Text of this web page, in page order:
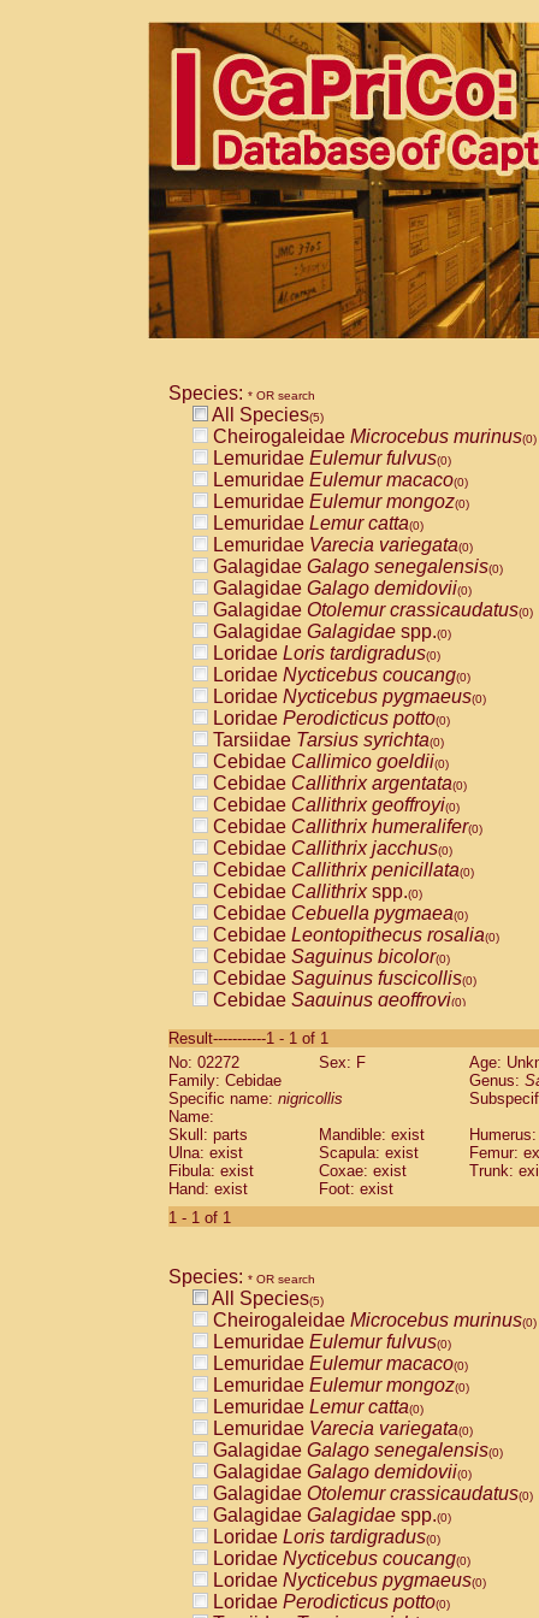
Species: * OR search
All Species(5)
Cheirogaleidae Microcebus murinus(0)
Lemuridae Eulemur fulvus(0)
Lemuridae Eulemur macaco(0)
Lemuridae Eulemur mongoz(0)
Lemuridae Lemur catta(0)
Lemuridae Varecia variegata(0)
Galagidae Galago senegalensis(0)
Galagidae Galago demidovii(0)
Galagidae Otolemur crassicaudatus(0)
Galagidae Galagidae spp.(0)
Loridae Loris tardigradus(0)
Loridae Nycticebus coucang(0)
Loridae Nycticebus pygmaeus(0)
Loridae Perodicticus potto(0)
Tarsiidae Tarsius syrichta(0)
Cebidae Callimico goeldii(0)
Cebidae Callithrix argentata(0)
Cebidae Callithrix geoffroyi(0)
Cebidae Callithrix humeralifer(0)
Cebidae Callithrix jacchus(0)
Cebidae Callithrix penicillata(0)
Cebidae Callithrixspp.(0)
Cebidae Cebuella pygmaea(0)
Cebidae Leontopithecus rosalia(0)
Cebidae Saguinus bicolor(0)
Cebidae Saguinus fuscicollis(0)
Cebidae Saguinus geoffroyi(0)
CebidaeSaguinus labiatus(0)
Cebidae Saguinus leucopus (0)
Cebidae
CebidaeSaguinus mystax
Cebidae Saguinus nigricollis (1)
Cebidae Saguinus oedipus
Cebidae Saguinus weddelli
Cebidae Saguinusspp.
Cebidae
CebidaeCebus capucinus
CebidaeCebus nigrivittatus
CebidaeCebus spp.(0)
CebidaeSaimiri boliviensis(0)
CebidaeSaimiri sciureus(0)
AtelidaeAlouatta caraya(0)
AtelidaeAlouatta fusca(0)
AtelidaeAlouatta seniculus(0)
AtelidaeAlouattaspp.(0)
AtelidaeAteles belzebuth(0)
AtelidaeAteles geoffroyi(0)
AtelidaeAteles paniscus(0)
AtelidaeAtelesspp.(0)
AtelidaeLagothrix lagothricha(0)
AtelidaeLagothrix lagothricha cana
PitheciidaeCacajao calvus
Result-----------1 - 1 of 1
No: 02272
Sex: F
Age:
Family: Cebidae
Genus:
Specific name: nigricollis
Name:
Skull: parts
Mandible: exist
Ulna: exist
Scapula: exist
Femur:
Fibula: exist
Coxae: exist
Trunk:
Hand: exist
Foot: exist
1 - 1 of 1
Species: * OR search
All Species(5)
Cheirogaleidae Microcebus murinus(0)
Lemuridae Eulemur fulvus(0)
Lemuridae Eulemur macaco(0)
Lemuridae Eulemur mongoz(0)
Lemuridae Lemur catta(0)
Lemuridae Varecia variegata(0)
Galagidae Galago senegalensis(0)
Galagidae Galago demidovii(0)
Galagidae Otolemur crassicaudatus(0)
Galagidae Galagidae spp.(0)
Loridae Loris tardigradus(0)
Loridae Nycticebus coucang(0)
Loridae Nycticebus pygmaeus(0)
Loridae Perodicticus potto(0)